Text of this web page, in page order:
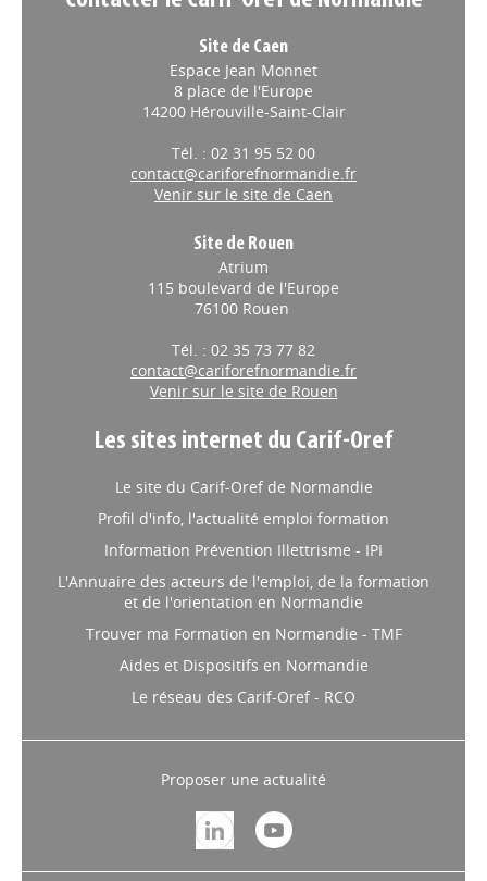
Site de Caen
Espace Jean Monnet
8 place de l'Europe
14200 Hérouville-Saint-Clair
Tél. : 02 31 95 52 00
contact@cariforefnormandie.fr
Venir sur le site de Caen
Site de Rouen
Atrium
115 boulevard de l'Europe
76100 Rouen
Tél. : 02 35 73 77 82
contact@cariforefnormandie.fr
Venir sur le site de Rouen
Les sites internet du Carif-Oref
Le site du Carif-Oref de Normandie
Profil d'info, l'actualité emploi formation
Information Prévention Illettrisme - IPI
L'Annuaire des acteurs de l'emploi, de la formation
et de l'orientation en Normandie
Trouver ma Formation en Normandie - TMF
Aides et Dispositifs en Normandie
Le réseau des Carif-Oref - RCO
Proposer une actualité